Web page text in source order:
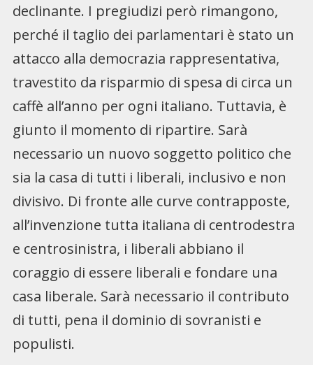
declinante. I pregiudizi però rimangono,
perché il taglio dei parlamentari è stato un
attacco alla democrazia rappresentativa,
travestito da risparmio di spesa di circa un
caffè all’anno per ogni italiano. Tuttavia, è
giunto il momento di ripartire. Sarà
necessario un nuovo soggetto politico che
sia la casa di tutti i liberali, inclusivo e non
divisivo. Di fronte alle curve contrapposte,
all’invenzione tutta italiana di centrodestra
e centrosinistra, i liberali abbiano il
coraggio di essere liberali e fondare una
casa liberale. Sarà necessario il contributo
di tutti, pena il dominio di sovranisti e
populisti.